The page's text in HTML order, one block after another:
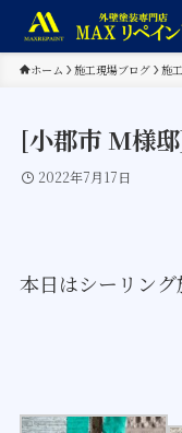
ホーム 施工現場ブログ 施
[小郡市 M様
2022年7月17日
本日はシーリング